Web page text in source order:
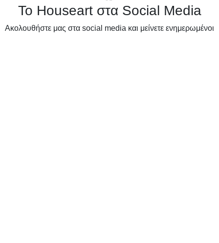
Το Houseart στα Social Media
Ακολουθήστε μας στα social media και μείνετε ενημερωμένοι